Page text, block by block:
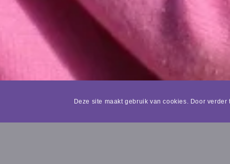
Deze site maakt gebruik van cookies. Door